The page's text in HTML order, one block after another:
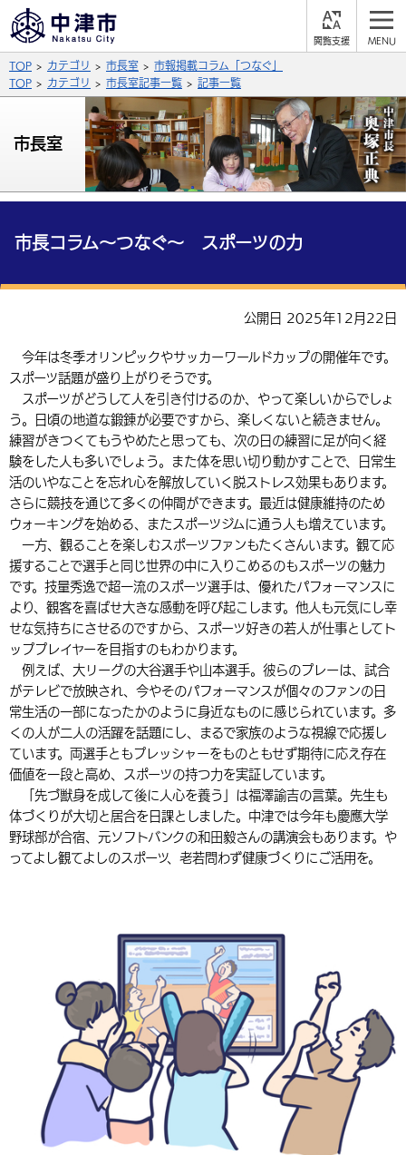
背景色
青 白
文字の大きさ
拡大 標準 縮小
言語を選択
英語（English） 中国語（簡体字）
中国語（繁体字） 韓国語（한국어）
組織案内
公式SNS
X (Twitter) YouTube
サイト内検索
総合メニュー
保険・年金
福祉・介護 健康・予防
環境・衛生 生涯学習・スポーツ・人権
選挙 外国人の方向け情報
入札・契約 産業・雇用
農林水産業 税金
都市整備
子育て・教育
施設情報 子どもを預ける
手当・助成 健康・医療
相談・支援・情報 計画・施策
観光・移住
観光なび スポットを探す
遊ぶ・体験する グルメ・食べる
買う・おみやげ 四季のイベント・祭り
移住・定住
市政情報
中津市について 市役所の紹介
地方創生・地域活性化 広報・広聴
行政・計画
TOP カテゴリ 市長室
市報掲載コラム「つなぐ」
TOP
カテゴリ 市長室記事一覧 記事一覧
市長室
市長コラム～つなぐ～ スポーツの力
公開日 2025年12月22日
今年は冬季オリンピックやサッカーワールドカップの開催年です。
スポーツ話題が盛り上がりそうです。
スポーツがどうして人を引き付けるのか、やって楽しいからでしょ
う。日頃の地道な鍛錬が必要ですから、楽しくないと続きません。
練習がきつくてもうやめたと思っても、次の日の練習に足が向く経
験をした人も多いでしょう。また体を思い切り動かすことで、日常生
活のいやなことを忘れ心を解放していく脱ストレス効果もあります。
さらに競技を通じて多くの仲間ができます。最近は健康維持のため
ウォーキングを始める、またスポーツジムに通う人も増えています。
一方、観ることを楽しむスポーツファンもたくさんいます。観て応
援することで選手と同じ世界の中に入りこめるのもスポーツの魅力
です。技量秀逸で超一流のスポーツ選手は、優れたパフォーマンスに
より、観客を喜ばせ大きな感動を呼び起こします。他人も元気にし幸
せな気持ちにさせるのですから、スポーツ好きの若人が仕事としてト
ッププレイヤーを目指すのもわかります。
例えば、大リーグの大谷選手や山本選手。彼らのプレーは、試合
がテレビで放映され、今やそのパフォーマンスが個々のファンの日
常生活の一部になったかのように身近なものに感じられています。多
くの人が二人の活躍を話題にし、まるで家族のような視線で応援し
ています。両選手ともプレッシャーをものともせず期待に応え存在
価値を一段と高め、スポーツの持つ力を実証しています。
「先づ獣身を成して後に人心を養う」は福澤諭吉の言葉。先生も
体づくりが大切と居合を日課としました。中津では今年も慶應大学
野球部が合宿、元ソフトバンクの和田毅さんの講演会もあります。や
ってよし観てよしのスポーツ、老若問わず健康づくりにご活用を。